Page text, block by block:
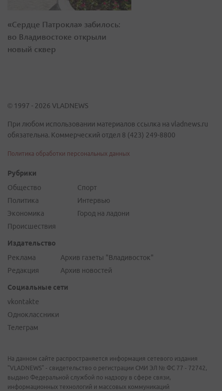
«Сердце Патрокла» забилось:
во Владивостоке открыли
новый сквер
© 1997 - 2026 VLADNEWS
При любом использовании материалов ссылка на vladnews.ru
обязательна. Коммерческий отдел 8 (423) 249-8800
Политика обработки персональных данных
Рубрики
Общество
Политика
Экономика
Происшествия
Спорт
Интервью
Город на ладони
Издательство
Реклама
Редакция
Архив газеты "Владивосток"
Архив новостей
Социальные сети
vkontakte
Одноклассники
Телеграм
На данном сайте распространяется информация сетевого издания
"VLADNEWS" - свидетельство о регистрации СМИ ЭЛ № ФС 77 - 72742,
выдано Федеральной службой по надзору в сфере связи,
информационных технологий и массовых коммуникаций